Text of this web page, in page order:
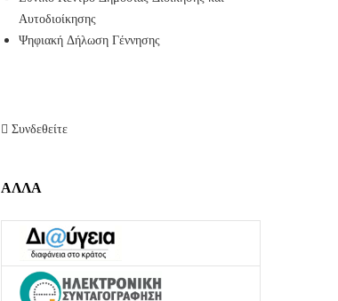
Αυτοδιοίκησης
Ψηφιακή Δήλωση Γέννησης
Συνδεθείτε
ΑΛΛΑ